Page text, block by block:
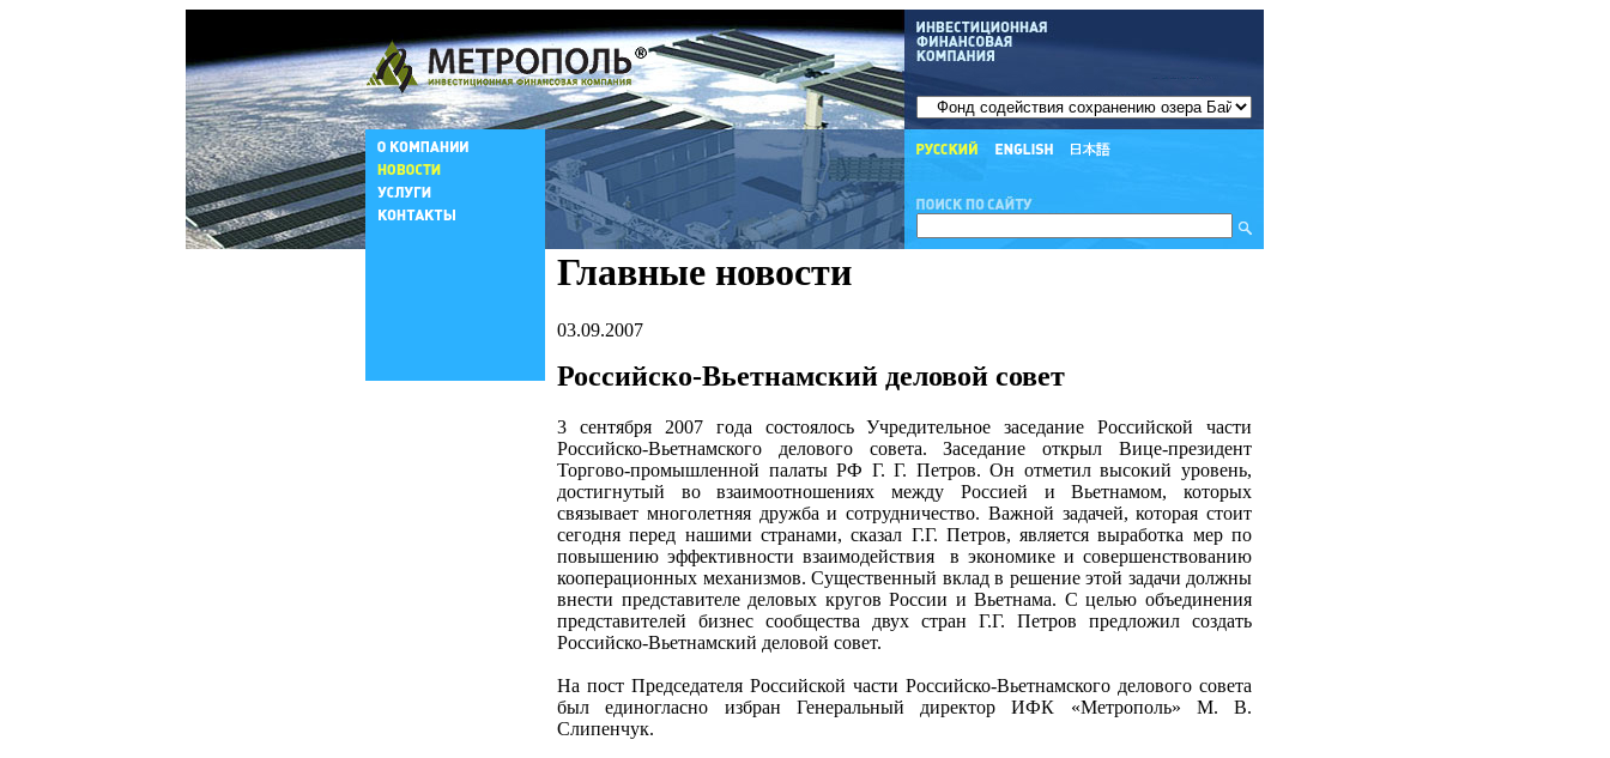
Главные новости
03.09.2007
Российско-Вьетнамский деловой совет
3 сентября 2007 года состоялось Учредительное заседание Российской части
Российско-Вьетнамского делового совета. Заседание открыл Вице-президент
Торгово-промышленной палаты РФ Г. Г. Петров. Он отметил высокий уровень,
достигнутый во взаимоотношениях между Россией и Вьетнамом, которых
связывает многолетняя дружба и сотрудничество. Важной задачей, которая стоит
сегодня перед нашими странами, сказал Г.Г. Петров, является выработка мер по
повышению эффективности взаимодействия в экономике и совершенствованию
кооперационных механизмов. Существенный вклад в решение этой задачи должны
внести представителе деловых кругов России и Вьетнама. С целью объединения
представителей бизнес сообщества двух стран Г.Г. Петров предложил создать
Российско-Вьетнамский деловой совет.
На пост Председателя Российской части Российско-Вьетнамского делового совета
был единогласно избран Генеральный директор ИФК «Метрополь» М. В.
Слипенчук.